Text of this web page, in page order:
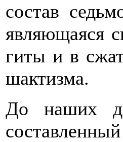
состав
являющаяся
гиты и в
шактизма.
До наших